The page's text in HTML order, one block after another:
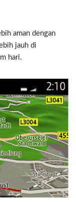
aman dengan
jauh di
hari.